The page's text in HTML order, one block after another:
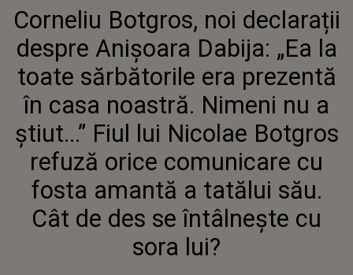
DECLARAȚII DESPRE ANIȘOARA
DABIJA: „EA LA TOATE
SĂRBĂTORILE ERA PREZENTĂ
ÎN CASA NOASTRĂ. NIMENI NU
A ȘTIUT...” FIUL LUI NICOLAE
BOTGROS REFUZĂ ORICE
COMUNICARE CU FOSTA
AMANTĂ A TATĂLUI SĂU. CÂT
DE DES SE ÎNTÂLNEȘTE CU SORA
LUI?
Corneliu Botgros, noi declarații
despre Anișoara Dabija: „Ea la
toate sărbătorile era prezentă
în casa noastră. Nimeni nu a
știut...” Fiul lui Nicolae Botgros
refuză orice comunicare cu
fosta amantă a tatălui său.
Cât de des se întâlnește cu
sora lui?